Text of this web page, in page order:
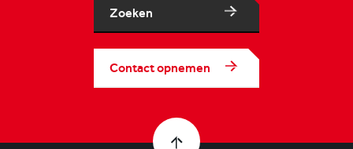
Zoeken
Contact opnemen